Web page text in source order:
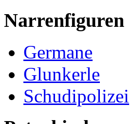
Narrenfiguren
Germane
Glunkerle
Schudipolizei